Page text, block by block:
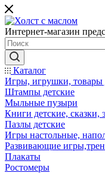
Интернет-магазин
Каталог
Игры, игрушки, товары
Штампы детские
Мыльные пузыри
Книги детские, сказки,
Пазлы детские
Игры настольные,
Развивающие
Плакаты
Ростомеры